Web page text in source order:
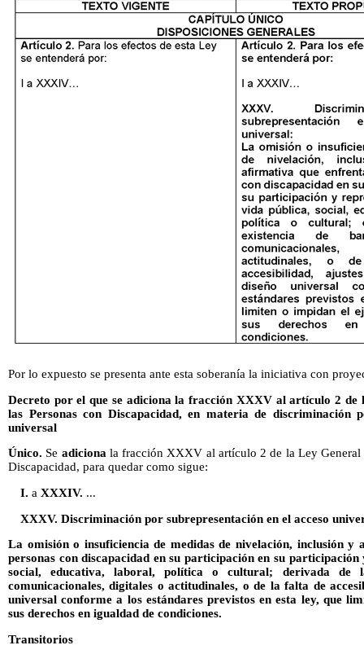
Por lo expuesto se presenta ante esta soberanía la iniciativa con
Decreto por el que se adiciona la fracción XXXV al artículo 2 de
las Personas con Discapacidad, en materia de discriminación
universal
Único. Se adicionala fracción XXXV al artículo 2 de la Ley General
Discapacidad, para quedar como sigue:
I. a XXXIV. ...
XXXV. Discriminación por subrepresentación en el acceso
La omisión o insuficiencia de medidas de nivelación, inclusión y
personas con discapacidad en su participación en su
social, educativa, laboral, política o cultural; derivada de
comunicacionales, digitales o actitudinales, o de la falta de
universal conforme a los estándares previstos en esta ley, que
sus derechos en igualdad de condiciones.
Transitorios